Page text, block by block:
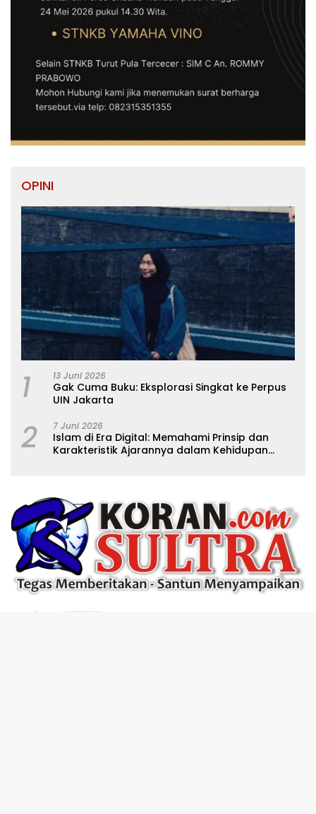
OPINI
1 13 Juni 2026
Gak Cuma Buku: Eksplorasi Singkat ke Perpus
UIN Jakarta
2 7 Juni 2026
Islam di Era Digital: Memahami Prinsip dan
Karakteristik Ajarannya dalam Kehidupan